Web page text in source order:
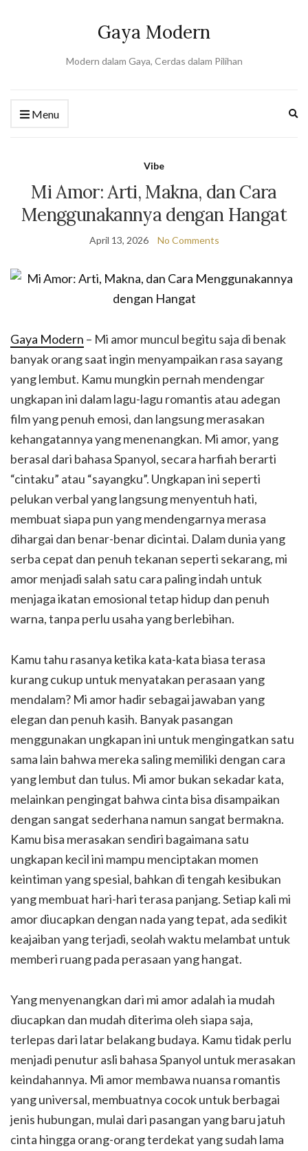
Gaya Modern
Modern dalam Gaya, Cerdas dalam Pilihan
Menu
Vibe
Mi Amor: Arti, Makna, dan Cara
Menggunakannya dengan Hangat
April 13, 2026 No Comments
Gaya Modern – Mi amor muncul begitu saja di benak
banyak orang saat ingin menyampaikan rasa sayang
yang lembut. Kamu mungkin pernah mendengar
ungkapan ini dalam lagu-lagu romantis atau adegan
film yang penuh emosi, dan langsung merasakan
kehangatannya yang menenangkan. Mi amor, yang
berasal dari bahasa Spanyol, secara harfiah berarti
“cintaku” atau “sayangku”. Ungkapan ini seperti
pelukan verbal yang langsung menyentuh hati,
membuat siapa pun yang mendengarnya merasa
dihargai dan benar-benar dicintai. Dalam dunia yang
serba cepat dan penuh tekanan seperti sekarang, mi
amor menjadi salah satu cara paling indah untuk
menjaga ikatan emosional tetap hidup dan penuh
warna, tanpa perlu usaha yang berlebihan.
Kamu tahu rasanya ketika kata-kata biasa terasa
kurang cukup untuk menyatakan perasaan yang
mendalam? Mi amor hadir sebagai jawaban yang
elegan dan penuh kasih. Banyak pasangan
menggunakan ungkapan ini untuk mengingatkan satu
sama lain bahwa mereka saling memiliki dengan cara
yang lembut dan tulus. Mi amor bukan sekadar kata,
melainkan pengingat bahwa cinta bisa disampaikan
dengan sangat sederhana namun sangat bermakna.
Kamu bisa merasakan sendiri bagaimana satu
ungkapan kecil ini mampu menciptakan momen
keintiman yang spesial, bahkan di tengah kesibukan
yang membuat hari-hari terasa panjang. Setiap kali mi
amor diucapkan dengan nada yang tepat, ada sedikit
keajaiban yang terjadi, seolah waktu melambat untuk
memberi ruang pada perasaan yang hangat.
Yang menyenangkan dari mi amor adalah ia mudah
diucapkan dan mudah diterima oleh siapa saja,
terlepas dari latar belakang budaya. Kamu tidak perlu
menjadi penutur asli bahasa Spanyol untuk merasakan
keindahannya. Mi amor membawa nuansa romantis
yang universal, membuatnya cocok untuk berbagai
jenis hubungan, mulai dari pasangan yang baru jatuh
cinta hingga orang-orang terdekat yang sudah lama